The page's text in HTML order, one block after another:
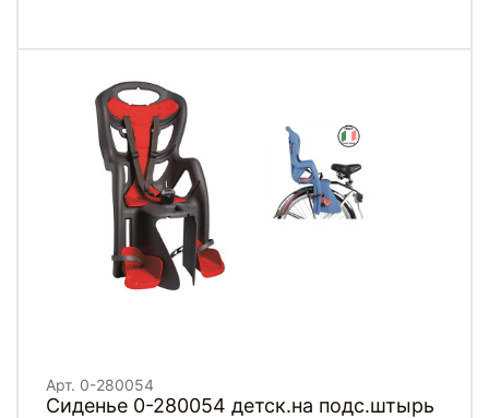
Арт. 0-280054
Сиденье 0-280054 детск.на подс.штырь